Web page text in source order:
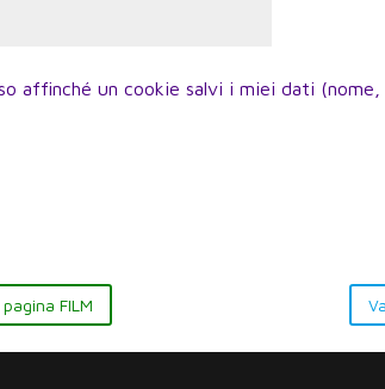
affinché un cookie salvi i miei dati
FILM